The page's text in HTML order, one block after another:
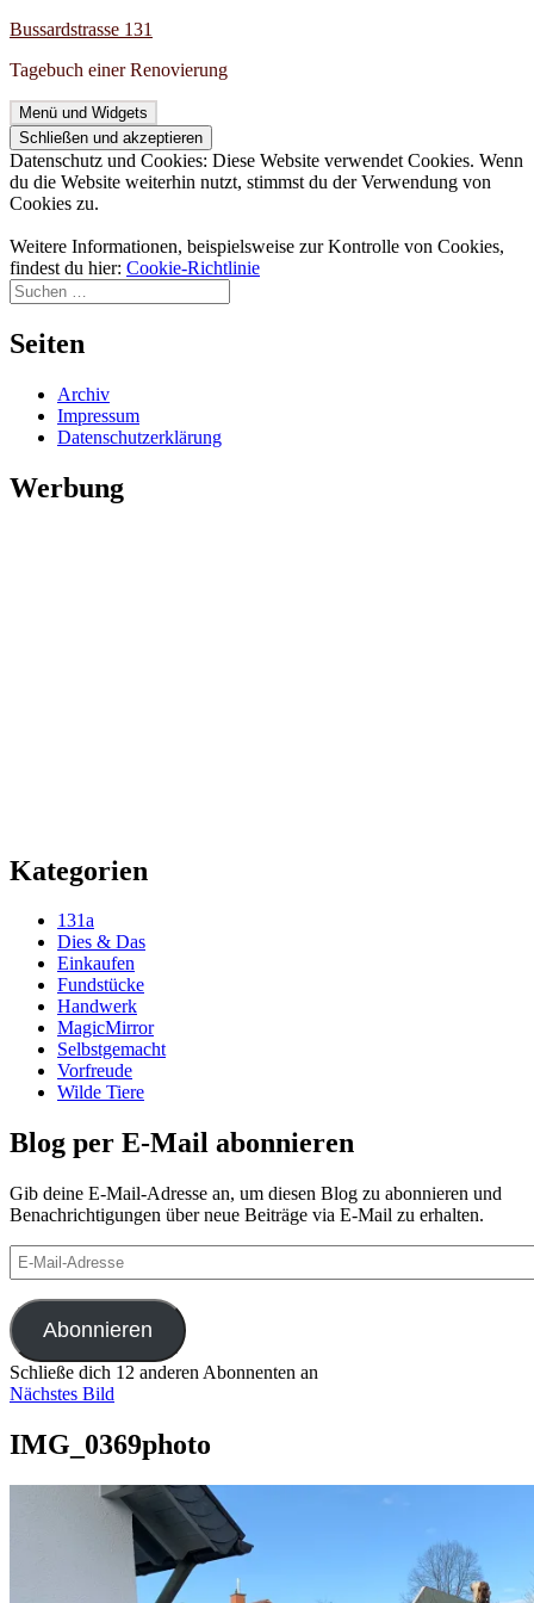
Zum
springen
Bussardstrasse 131
Tagebuch einer Renovierung
Menü und Widgets
Datenschutz und Cookies: Diese Website verwendet Cookies. Wenn
du die Website weiterhin nutzt, stimmst du der Verwendung von
Cookies zu.
Weitere Informationen, beispielsweise zur Kontrolle von Cookies,
findest du hier: Cookie-Richtlinie
Suchen
nach:
Seiten
Archiv
Impressum
Datenschutzerklärung
Werbung
Kategorien
131a
Dies & Das
Einkaufen
Fundstücke
Handwerk
MagicMirror
Selbstgemacht
Vorfreude
Wilde Tiere
Blog per E-Mail abonnieren
Gib deine E-Mail-Adresse an, um diesen Blog zu abonnieren und
Benachrichtigungen über neue Beiträge via E-Mail zu erhalten.
E-
Mail-
Adresse
Abonnieren
Schließe dich 12 anderen Abonnenten an
Nächstes Bild
IMG_0369photo